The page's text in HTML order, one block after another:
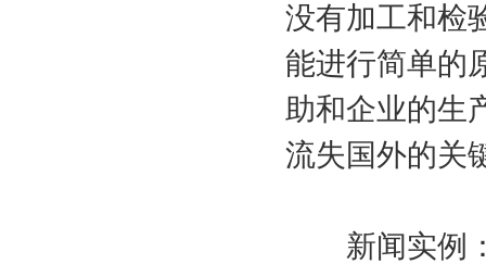
没有加工和检
能进行简单的
助和企业的生
流失国外的关
新闻实例：